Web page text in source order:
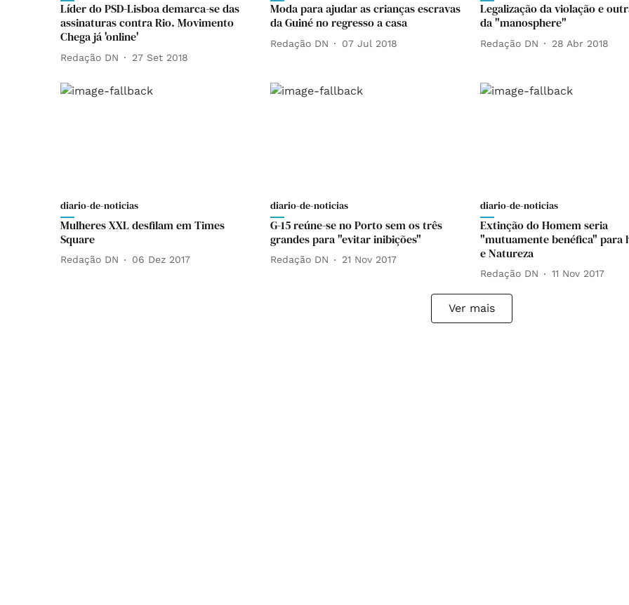
Líder do PSD-Lisboa demarca-se das
assinaturas contra Rio. Movimento
Chega já 'online'
Redação DN 27 Set 2018
Moda para ajudar as crianças escravas
da Guiné no regresso a casa
Redação DN 07 Jul 2018
Legalização da violação e
da "manosphere"
Redação DN 28 Abr 2018
diario-de-noticias
Mulheres XXL desfilam em Times
Square
Redação DN 06 Dez 2017
diario-de-noticias
G-15 reúne-se no Porto sem os três
grandes para "evitar inibições"
Redação DN 21 Nov 2017
diario-de-noticias
Extinção do Homem seria
"mutuamente benéfica" para
e Natureza
Redação DN 11 Nov 2017
Ver mais